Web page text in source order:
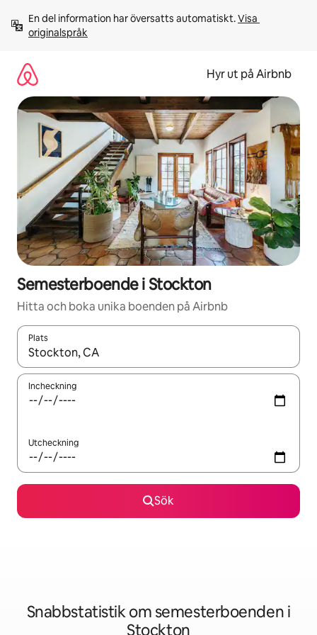
innehåll
En del information har översatts automatiskt. Visa
originalspråk
Hyr ut på Airbnb
Semesterboende i Stockton
Hitta och boka unika boenden på Airbnb
Plats
När resultaten är tillgängliga kan du navigera med upp- och
Incheckning
Utcheckning
Sök
Snabbstatistik om semesterboenden i
Stockton